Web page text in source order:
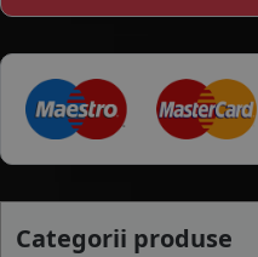
Categorii produse